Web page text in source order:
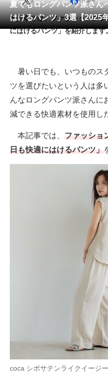
ペット
工具・DIY
釣り具・釣り用品
食器・グラス・カトラリー
スマホと通信の最新トレンド
進化するPCとデバイスの未来
好きが集まる 比べて選べる
ビジネスと働き方のヒント
企業ITのトレンドを詳説
経営リーダーのコミュニティ
マーケ×ITの今がよく分かる
ITエンジニア向け専門サイト
夏でもロングパンツ派さ
はけるパンツ」3選【2025
本記事では、ファッションブ
にはけるパンツ」を紹介します
暑い日でも、いつものス
ツを選びたいという人は多
んなロングパンツ派さんに
減できる快適素材を使用し
本記事では、 ファッショ
日も快適にはけるパンツ」
coca シボサテンライクイージ